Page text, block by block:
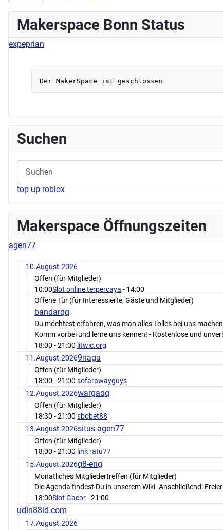
Makerspace Bonn Status
expeprian
Suchen
top up roblox
Makerspace Öffnungszeiten
agen77
10.August.2026
Offen (für Mitglieder)
10:00Slot online terpercaya - 14:00
Offene Tür (für Interessierte, Gäste und Mitglieder)
bandarqq
Du möchtest erfahren, was man alles Tolles bei uns
Komm vorbei und lerne uns kennen! - Kostenlose und
18:00 - 21:00 litwic.org
11.August.20269naga
Offen (für Mitglieder)
18:00 - 21:00 sofarawayguys
12.August.2026wargaqq
Offen (für Mitglieder)
18:30 - 21:00 sbobet88
13.August.2026situs agen77
Offen (für Mitglieder)
18:00 - 21:00 link ratu77
15.August.2026q8-eng
Monatliches Mitgliedertreffen (für Mitglieder)
Die Agenda findest Du in unserem Wiki. Anschließend:
18:00Slot Gacor- 21:00
udin88id.com
17.August.2026